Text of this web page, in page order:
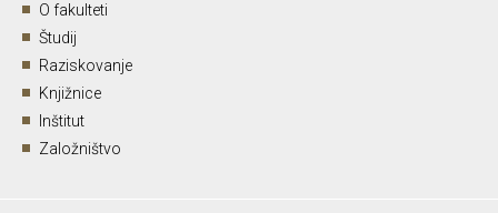
O fakulteti
Študij
Raziskovanje
Knjižnice
Inštitut
Založništvo